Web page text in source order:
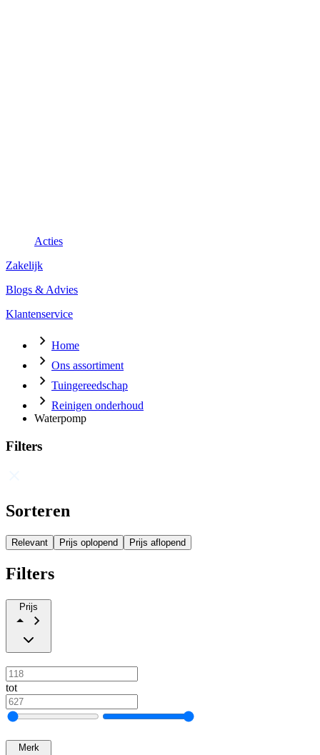
Acties
Zakelijk
Blogs & Advies
Klantenservice
Home
Ons assortiment
Tuingereedschap
Reinigen onderhoud
Waterpomp
Filters
Sorteren
Relevant Prijs oplopend Prijs aflopend
Filters
Prijs
tot
Merk